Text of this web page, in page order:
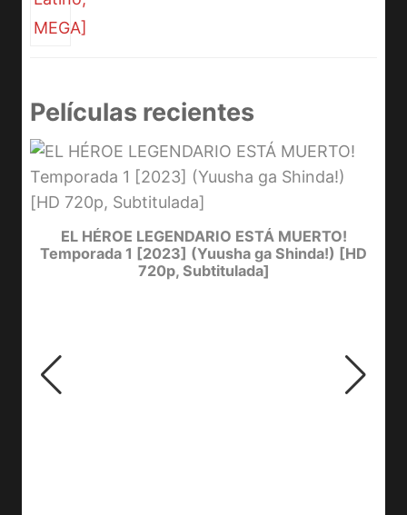
Películas recientes
EL HÉROE LEGENDARIO ESTÁ MUERTO!
Temporada 1 [2023] (Yuusha ga Shinda!) [HD
720p, Subtitulada]